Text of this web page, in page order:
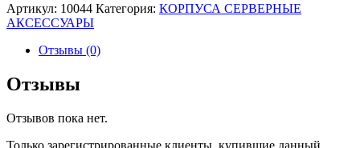
Артикул: 10044 Категория: КОРПУСА СЕРВЕРНЫЕ
АКСЕССУАРЫ
Отзывы (0)
Отзывы
Отзывов пока нет.
Только зарегистрированные клиенты, купившие данный